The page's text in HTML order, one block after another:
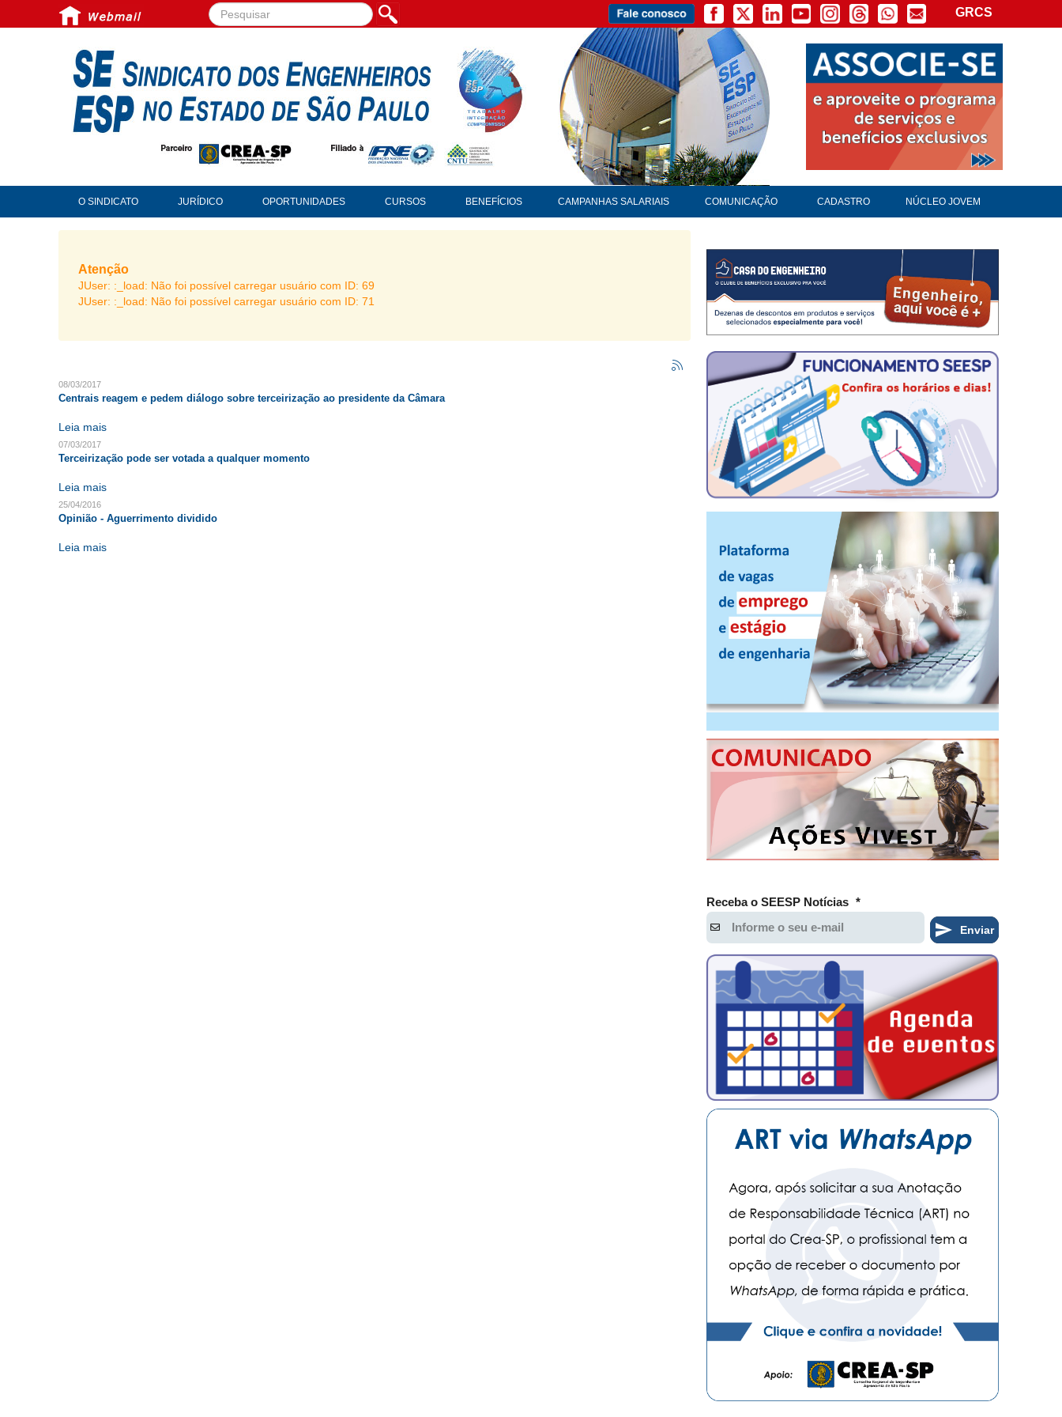
Pesquisar... GRCS
O SINDICATO JURÍDICO OPORTUNIDADES CURSOS BENEFÍCIOS CAMPANHAS SALARIAIS COMUNICAÇÃO CADASTRO NÚCLEO JOVEM
Atenção
JUser: :_load: Não foi possível carregar usuário com ID: 69
JUser: :_load: Não foi possível carregar usuário com ID: 71
08/03/2017
Centrais reagem e pedem diálogo sobre terceirização ao presidente da Câmara
Leia mais
07/03/2017
Terceirização pode ser votada a qualquer momento
Leia mais
25/04/2016
Opinião - Aguerrimento dividido
Leia mais
Receba o SEESP Notícias *
Enviar